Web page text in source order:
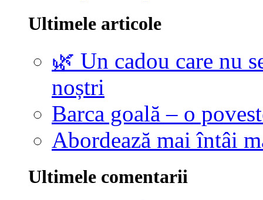
Ultimele articole
🌿 Un cadou care nu
noștri
Barca goală – o
Abordează mai întâi
Ultimele comentarii